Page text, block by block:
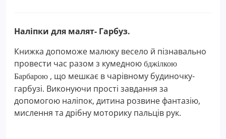
Наліпки для малят- Гарбуз.
Книжка допоможе малюку весело й пізнавально
провести час разом з кумедною бджілкою
Барбарою , що мешкає в чарівному будиночку-
гарбузі. Виконуючи прості завдання за
допомогою наліпок, дитина розвине фантазію,
мислення та дрібну моторику пальців рук.